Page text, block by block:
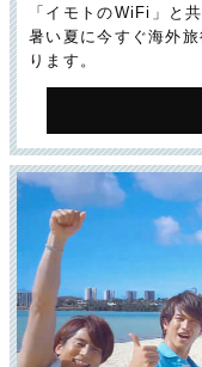
「イモトのWiFi」と
暑い夏に今すぐ海外
ります。